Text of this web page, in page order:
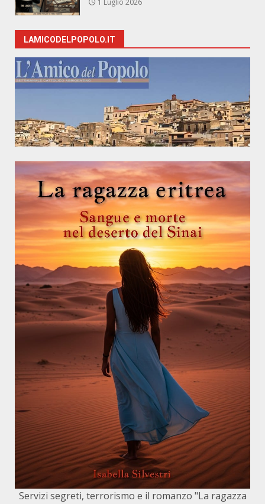
1 Luglio 2026
LAMICODELPOPOLO.IT
Servizi segreti, terrorismo e il romanzo "La ragazza